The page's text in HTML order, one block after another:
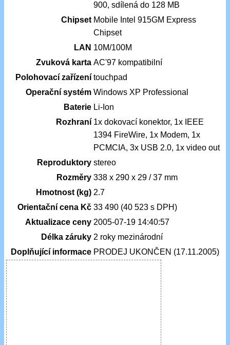
900, sdílená do 128 MB
Chipset Mobile Intel 915GM Express
Chipset
LAN 10M/100M
Zvuková karta AC'97 kompatibilní
Polohovací zařízení touchpad
Operační systém Windows XP Professional
Baterie Li-Ion
Rozhraní 1x dokovací konektor, 1x IEEE
1394 FireWire, 1x Modem, 1x
PCMCIA, 3x USB 2.0, 1x video out
Reproduktory stereo
Rozměry 338 x 290 x 29 / 37 mm
Hmotnost (kg) 2.7
Orientační cena Kč 33 490 (40 523 s DPH)
Aktualizace ceny 2005-07-19 14:40:57
Délka záruky 2 roky mezinárodní
Doplňující informace PRODEJ UKONČEN (17.11.2005)